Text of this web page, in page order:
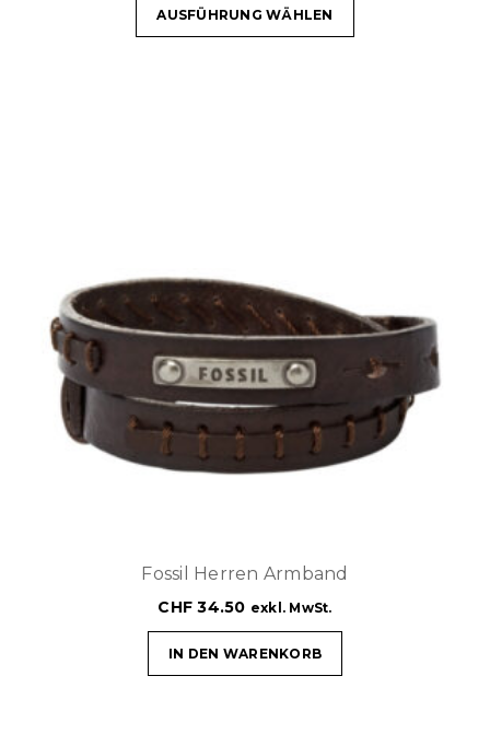
AUSFÜHRUNG WÄHLEN
Fossil Herren Armband
CHF 34.50 exkl. MwSt.
IN DEN WARENKORB